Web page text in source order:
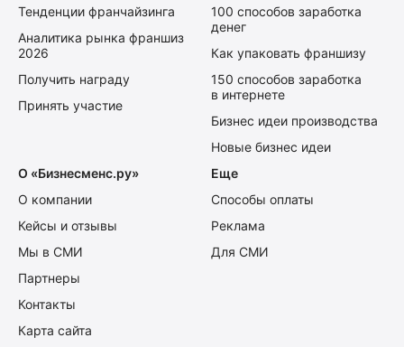
Тенденции франчайзинга
Аналитика рынка франшиз
2026
Получить награду
Принять участие
100 способов заработка
денег
Как упаковать франшизу
150 способов заработка
в интернете
Бизнес идеи производства
Новые бизнес идеи
О «Бизнесменс.ру»
О компании
Кейсы и отзывы
Мы в СМИ
Партнеры
Контакты
Карта сайта
Еще
Способы оплаты
Реклама
Для СМИ